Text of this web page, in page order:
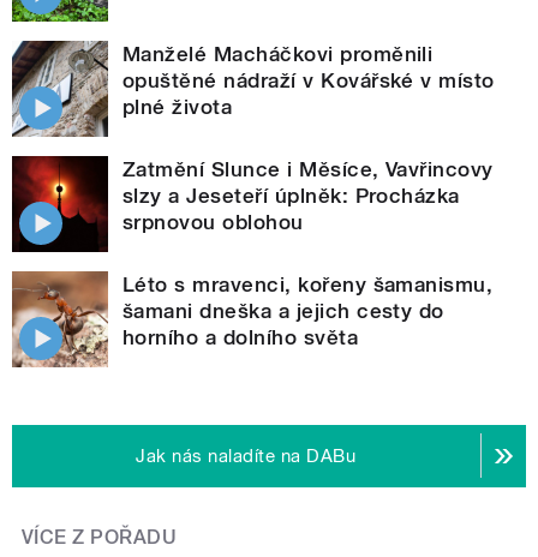
Manželé Macháčkovi proměnili
opuštěné nádraží v Kovářské v místo
plné života
Zatmění Slunce i Měsíce, Vavřincovy
slzy a Jeseteří úplněk: Procházka
srpnovou oblohou
Léto s mravenci, kořeny šamanismu,
šamani dneška a jejich cesty do
horního a dolního světa
Jak nás naladíte na DABu
VÍCE Z POŘADU